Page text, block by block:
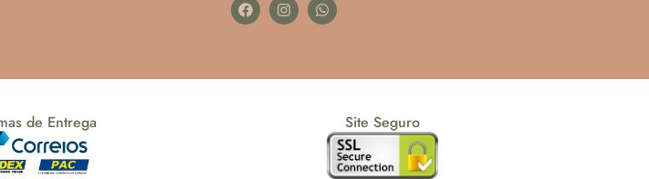
de Entrega Site Seguro